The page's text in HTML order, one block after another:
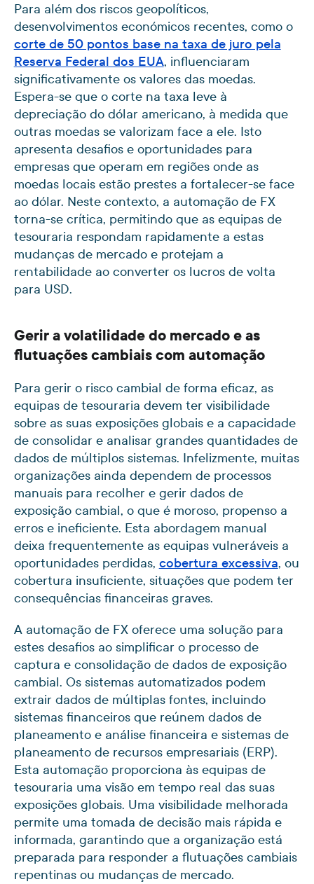
Para além dos riscos geopolíticos,
desenvolvimentos económicos recentes, como o
corte de 50 pontos base na taxa de juro pela
Reserva Federal dos EUA, influenciaram
significativamente os valores das moedas.
Espera-se que o corte na taxa leve à
depreciação do dólar americano, à medida que
outras moedas se valorizam face a ele. Isto
apresenta desafios e oportunidades para
empresas que operam em regiões onde as
moedas locais estão prestes a fortalecer-se face
ao dólar. Neste contexto, a automação de FX
torna-se crítica, permitindo que as equipas de
tesouraria respondam rapidamente a estas
mudanças de mercado e protejam a
rentabilidade ao converter os lucros de volta
para USD.
Gerir a volatilidade do mercado e as
flutuações cambiais com automação
Para gerir o risco cambial de forma eficaz, as
equipas de tesouraria devem ter visibilidade
sobre as suas exposições globais e a capacidade
de consolidar e analisar grandes quantidades de
dados de múltiplos sistemas. Infelizmente, muitas
organizações ainda dependem de processos
manuais para recolher e gerir dados de
exposição cambial, o que é moroso, propenso a
erros e ineficiente. Esta abordagem manual
deixa frequentemente as equipas vulneráveis a
oportunidades perdidas, cobertura excessiva, ou
cobertura insuficiente, situações que podem ter
consequências financeiras graves.
A automação de FX oferece uma solução para
estes desafios ao simplificar o processo de
captura e consolidação de dados de exposição
cambial. Os sistemas automatizados podem
extrair dados de múltiplas fontes, incluindo
sistemas financeiros que reúnem dados de
planeamento e análise financeira e sistemas de
planeamento de recursos empresariais (ERP).
Esta automação proporciona às equipas de
tesouraria uma visão em tempo real das suas
exposições globais. Uma visibilidade melhorada
permite uma tomada de decisão mais rápida e
informada, garantindo que a organização está
preparada para responder a flutuações cambiais
repentinas ou mudanças de mercado.